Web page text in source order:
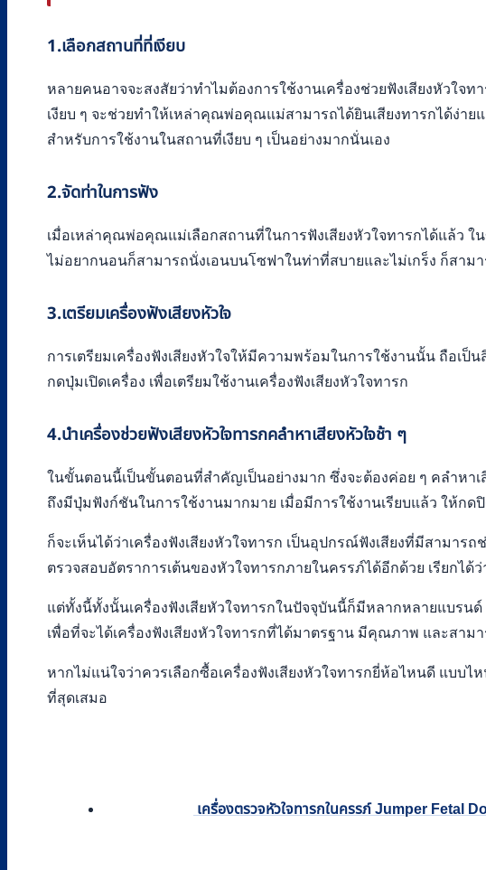
1.เลือกสถานที่ที่เงียบ
หลายคนอาจจะสงสัยว่าทำไมต้องการใช้งานเครื่องช่วยฟังเสียงหัวใจท
เงียบ ๆ จะช่วยทำให้เหล่าคุณพ่อคุณแม่สามารถได้ยินเสียงทารกได้ง่าย
สำหรับการใช้งานในสถานที่เงียบ ๆ เป็นอย่างมากนั่นเอง
2.จัดท่าในการฟัง
เมื่อเหล่าคุณพ่อคุณแม่เลือกสถานที่ในการฟังเสียงหัวใจทารกได้แล้ว
ไม่อยากนอนก็สามารถนั่งเอนบนโซฟาในท่าที่สบายและไม่เกร็ง ก็สาม
3.เตรียมเครื่องฟังเสียงหัวใจ
การเตรียมเครื่องฟังเสียงหัวใจให้มีความพร้อมในการใช้งานนั้น ถือเ
กดปุ่มเปิดเครื่อง เพื่อเตรียมใช้งานเครื่องฟังเสียงหัวใจทารก
4.นำเครื่องช่วยฟังเสียงหัวใจทารกคลำหาเสียงหัวใจช้า ๆ
ในขั้นตอนนี้เป็นขั้นตอนที่สำคัญเป็นอย่างมาก ซึ่งจะต้องค่อย ๆ คลำหาเ
ถึงมีปุ่มฟังก์ชันในการใช้งานมากมาย เมื่อมีการใช้งานเรียบแล้ว ให้กดปิ
ก็จะเห็นได้ว่าเครื่องฟังเสียงหัวใจทารก เป็นอุปกรณ์ฟังเสียงที่มีสาม
ตรวจสอบอัตราการเต้นของหัวใจทารกภายในครรภ์ได้อีกด้วย เรียกได้
แต่ทั้งนี้ทั้งนั้นเครื่องฟังเสียหัวใจทารกในปัจจุบันนี้ก็มีหลากหลายแบร
เพื่อที่จะได้เครื่องฟังเสียงหัวใจทารกที่ได้มาตรฐาน มีคุณภาพ และสาม
หากไม่แน่ใจว่าควรเลือกซื้อเครื่องฟังเสียงหัวใจทารกยี่ห้อไหนดี แบ
ที่สุดเสมอ
เครื่องตรวจหัวใจทารกในครรภ์ Jumper Fetal